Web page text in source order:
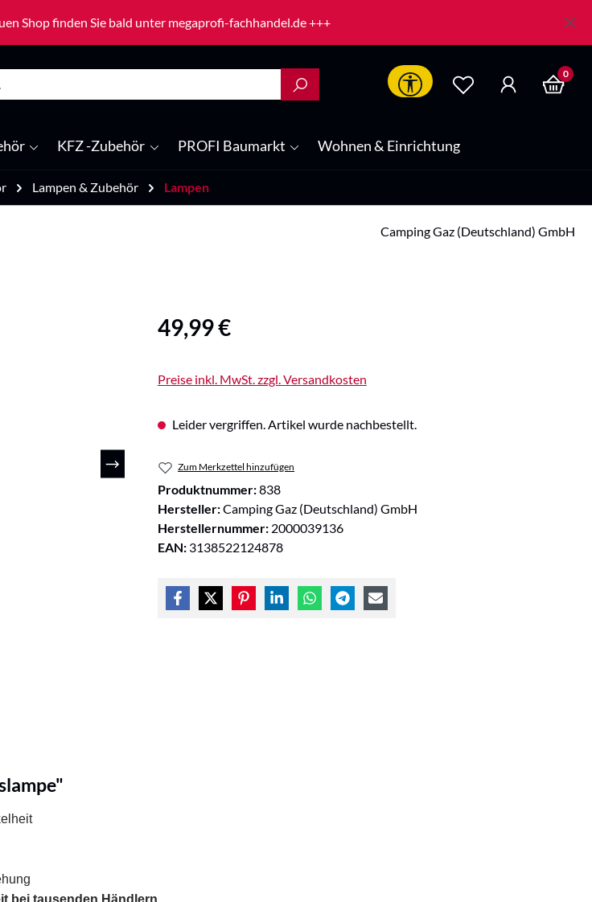
Shop finden Sie bald unter megaprofi-fachhandel.de +++
Werkzeugleiste anzeigen
0
KFZ -Zubehör PROFI Baumarkt Wohnen & Einrichtung
Lampen & Zubehör Lampen
Camping Gaz (Deutschland) GmbH
Regulärer Preis:
49,99 €
Preise inkl. MwSt. zzgl. Versandkosten
Leider vergriffen. Artikel wurde nachbestellt.
Zum Merkzettel hinzufügen
Produktnummer:838
Hersteller:Camping Gaz (Deutschland) GmbH
Herstellernummer: 2000039136
EAN: 3138522124878